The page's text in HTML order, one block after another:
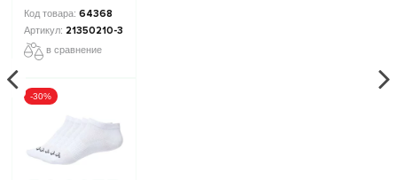
64368
21350210-3
в сравнение
-30%